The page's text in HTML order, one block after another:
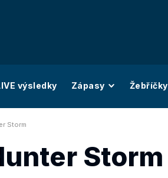
výsledky Zápasy Žebříčky
Storm
Storm